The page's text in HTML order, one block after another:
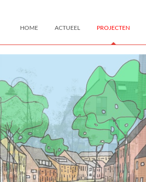
HOME ACTUEEL PROJECTEN